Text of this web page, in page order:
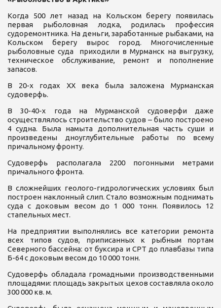
Когда 500 лет назад на Кольском берегу появилась
первая рыболовная лодка, родилась профессия
судоремонтника. На деньги, заработанные рыбаками, на
Кольском берегу вырос город. Многочисленные
рыболовные суда приходили в Мурманск на выгрузку,
техническое обслуживание, ремонт и пополнение
запасов.
В 20-х годах ХХ века была заложена Мурманская
судоверфь.
В 30-40-х года на Мурманской судоверфи даже
осуществлялось строительство судов – было построено
4 судна. Была намыта дополнительная часть суши и
произведены дноуглубительные работы по всему
причальному фронту.
Судоверфь располагала 2200 погонными метрами
причального фронта.
В сложнейших геолого-гидрологических условиях был
построен наклонный слип. Стало возможным поднимать
суда с доковым весом до 1 000 тонн. Появилось 12
стапельных мест.
На предприятии выполнялись все категории ремонта
всех типов судов, приписанных к рыбным портам
Северного бассейна: от буксира и СРТ до плавбазы типа
Б-64 с доковым весом до 10 000 тонн.
Судоверфь обладала громадными производственными
площадями: площадь закрытых цехов составляла около
300 000 кв. м.